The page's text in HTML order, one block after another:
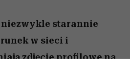
niezwykle starannie
w sieci i
zdjęcie profilowe na